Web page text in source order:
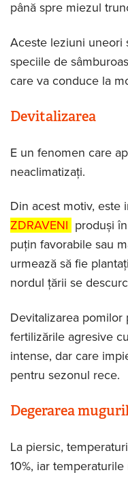
până spre miezul
Aceste leziuni uneori
speciile de
care va conduce la
Devitalizarea
E un fenomen care
neaclimatizați.
Din acest motiv, este
ZDRAVENI produși
puțin favorabile sau
urmează să fie
nordul țării se
Devitalizarea pomilor
fertilizările agresive
intense, dar care
pentru sezonul rece.
Degerarea
La piersic,
10%, iar